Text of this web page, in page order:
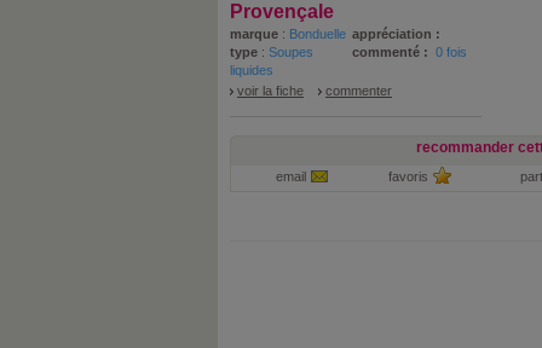
Provençale
marque : Bonduelle appréciation :
type : Soupes
liquides
commenté : 0 fois
voir la fiche commenter
recommander
email favoris